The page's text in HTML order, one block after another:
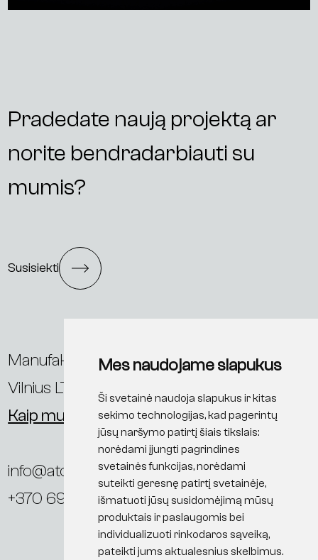
Mes naudojame slapukus
Ši svetainė naudoja slapukus ir kitas
sekimo technologijas, kad pagerintų
jūsų naršymo patirtį šiais tikslais:
norėdami įjungti pagrindines
svetainės funkcijas,norėdami
suteikti geresnę patirtį svetainėje,
išmatuoti jūsų susidomėjimą mūsų
produktais ir paslaugomis bei
individualizuoti rinkodaros sąveiką,
pateikti jums aktualesnius skelbimus.
Pradedate naują projektą ar
norite bendradarbiauti su
mumis?
Susisiekti
Manufaktūrų g. 20,
Vilnius LT-11342, Lietuva
Kaip mus rasti?
info@ato.lt
+370 698 86113